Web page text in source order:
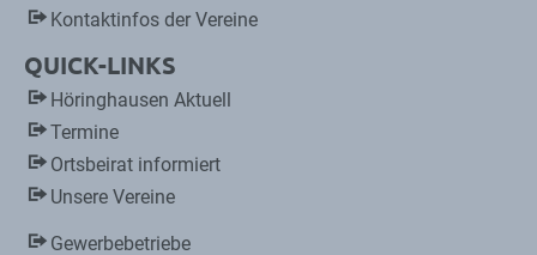
Kontaktinfos der Vereine
QUICK-LINKS
Höringhausen Aktuell
Termine
Ortsbeirat informiert
Unsere Vereine
Gewerbebetriebe